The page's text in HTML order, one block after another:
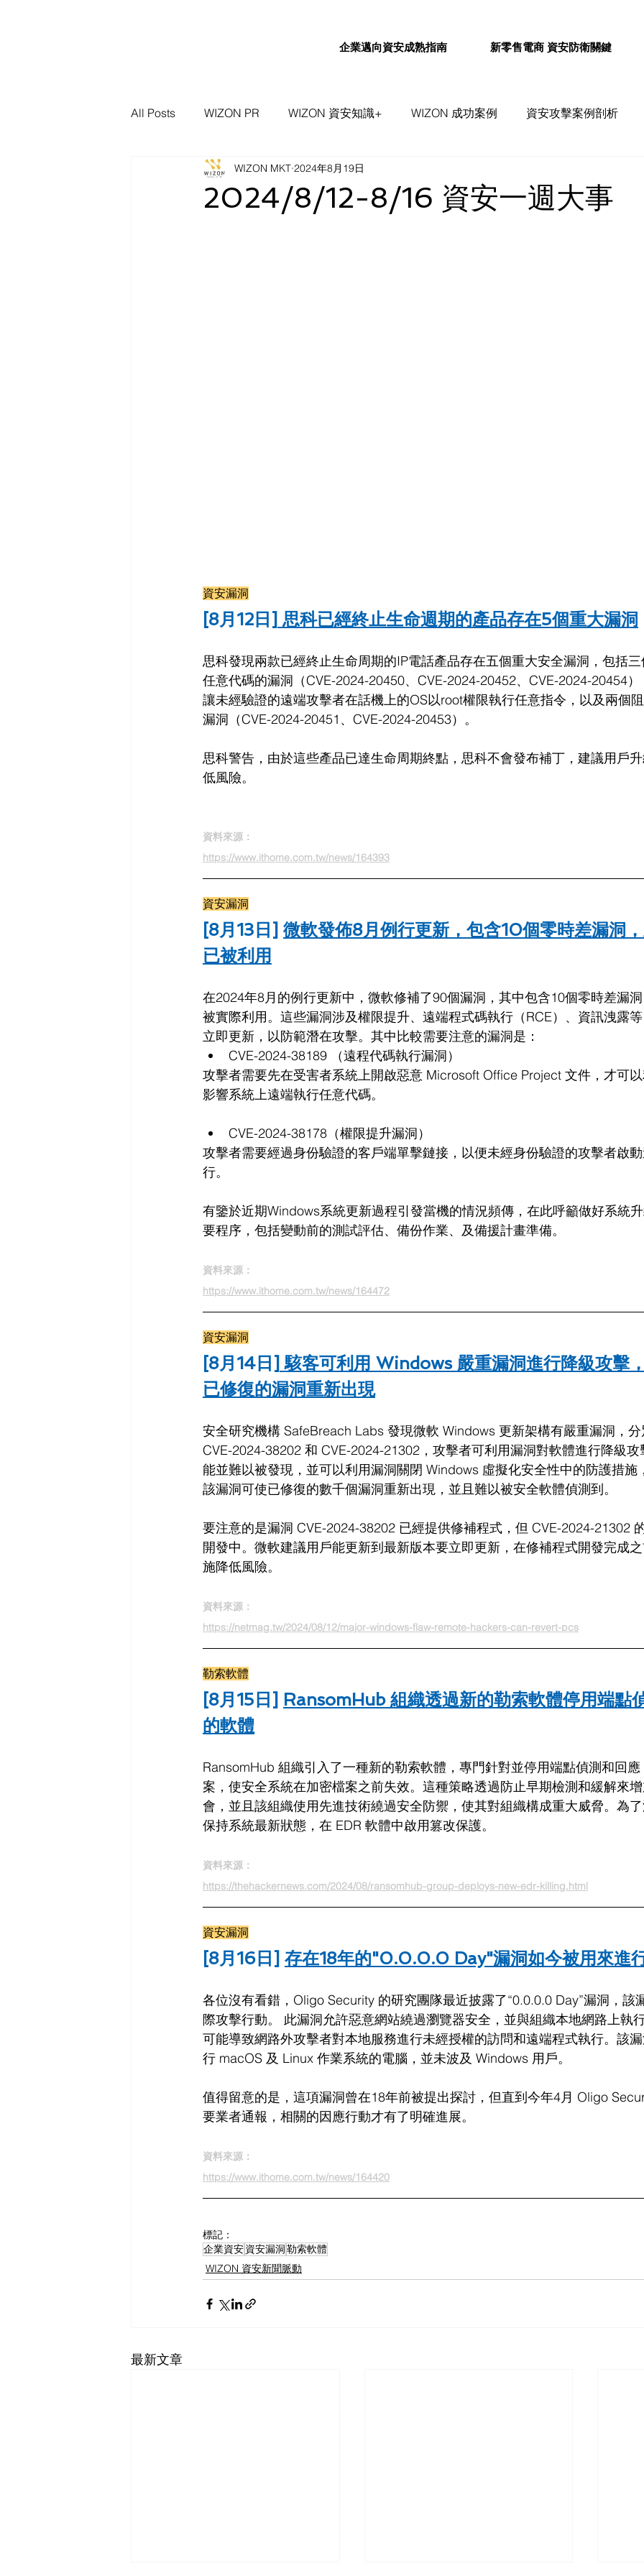
企業邁向資安成熟指南 新零售電商 資安防衛關鍵
All Posts WIZON PR WIZON 資安知識+ WIZON 成功案例 資安攻擊案例剖析
WIZON 資安新聞脈動 資安事件評論&探討
2024/8/12-8/16 資安一週大事
WIZON MKT 2024年8月19日
資安漏洞
[8月12日] 思科已經終止生命週期的產品存在5個重大漏洞
思科發現兩款已經終止生命周期的IP電話產品存在五個重大安全漏洞，包括
任意代碼的漏洞（CVE-2024-20450、CVE-2024-20452、CVE-2024-20454）
讓未經驗證的遠端攻擊者在話機上的OS以root權限執行任意指令 ，以及兩個
漏洞（CVE-2024-20451、CVE-2024-20453）。
思科警告， 由於這些產品已達生命周期終點，思科不會發布補丁，建議用戶
低風險。
資料來源：
https://www.ithome.com.tw/news/164393
資安漏洞
[8月13日] 微軟發佈8月例行更新，包含10個零時差漏洞
已被利用
在2024年8月的例行更新中，微軟修補了90個漏洞，其中包含10個零時差漏
被實際利用。這些漏洞涉及權限提升、遠端程式碼執行（RCE）、資訊洩露
立即更新，以防範潛在攻擊。其中比較需要注意的漏洞是：
CVE-2024-38189 （遠程代碼執行漏洞）
攻擊者需要先在受害者系統上開啟惡意 Microsoft Office Project 文件，才可
影響系統上遠端執行任意代碼。
CVE-2024-38178（權限提升漏洞）
攻擊者需要經過身份驗證的客戶端單擊鏈接，以便未經身份驗證的攻擊者啟
行。
有鑒於近期Windows系統更新過程引發當機的情況頻傳，在此呼籲做好系統
要程序，包括變動前的測試評估、備份作業、及備援計畫準備。
資料來源：
https://www.ithome.com.tw/news/164472
資安漏洞
[8月14日] 駭客可利用 Windows 嚴重漏洞進行降級攻擊
已修復的漏洞重新出現
安全研究機構 SafeBreach Labs 發現微軟 Windows 更新架構有嚴重漏洞，
CVE-2024-38202 和 CVE-2024-21302，攻擊者可利用漏洞對軟體進行降級
能並難以被發現，並可以利用漏洞關閉 Windows 虛擬化安全性中的防護措施
該漏洞可使已修復的數千個漏洞重新出現，並且難以被安全軟體偵測到。
要注意的是漏洞 CVE-2024-38202 已經提供修補程式，但 CVE-2024-21302
開發中。微軟建議用戶能更新到最新版本要立即更新，在修補程式開發完成
施降低風險。
資料來源：
https://netmag.tw/2024/08/12/major-windows-flaw-remote-hackers-can-revert-pcs
勒索軟體
[8月15日] RansomHub 組織透過新的勒索軟體停用端點
的軟體
RansomHub 組織引入了一種新的勒索軟體，專門針對並停用端點偵測和回應
案，使安全系統在加密檔案之前失效。這種策略透過防止早期檢測和緩解來
會，並且該組織使用先進技術繞過安全防禦，使其對組織構成重大威脅。為
保持系統最新狀態，在 EDR 軟體中啟用篡改保護。
資料來源：
https://thehackernews.com/2024/08/ransomhub-group-deploys-new-edr-killing.html
資安漏洞
[8月16日] 存在18年的"0.0.0.0 Day"漏洞如今被用來進
各位沒有看錯，Oligo Security 的研究團隊最近披露了“0.0.0.0 Day”漏洞， 該
際攻擊行動。 此漏洞允許惡意網站繞過瀏覽器安全，並與組織本地網路上執
可能導致網路外攻擊者對本地服務進行未經授權的訪問和遠端程式執行。該
行 macOS 及 Linux 作業系統的電腦，並未波及 Windows 用戶。
值得留意的是，這項漏洞曾在18年前被提出探討，但直到今年4月 Oligo
要業者通報，相關的因應行動才有了明確進展。
資料來源：
https://www.ithome.com.tw/news/164420
標記：
企業資安資安漏洞勒索軟體
WIZON 資安新聞脈動
最新文章